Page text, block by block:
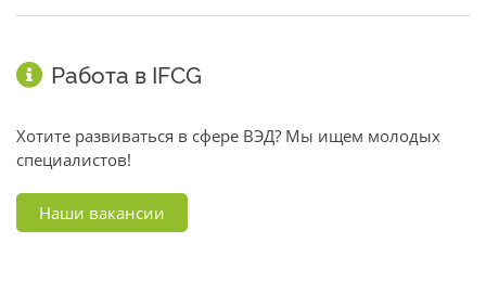
Работа в IFCG
Хотите развиваться в сфере ВЭД? Мы ищем молодых
специалистов!
Наши вакансии